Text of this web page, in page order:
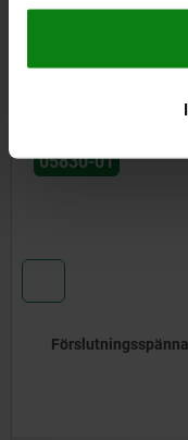
Impressum|
NEDLADDNINGAR
Andra
05830-01